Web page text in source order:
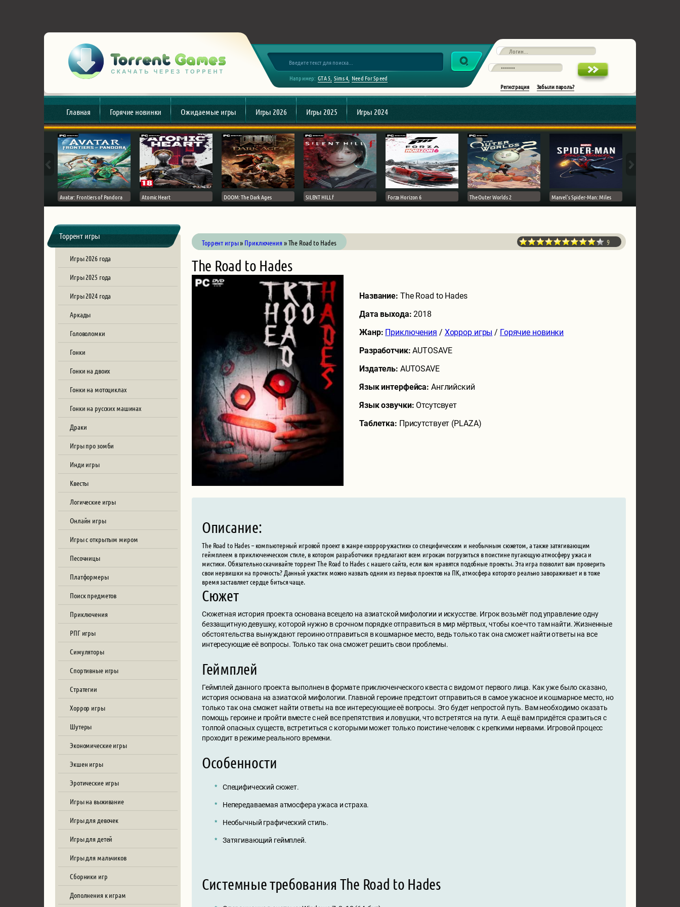
Например: GTA 5 Sims 4 Need For Speed
Регистрация
Забыли пароль?
Главная Горячие новинки Ожидаемые игры Игры 2026 Игры 2025 Игры 2024
Avatar: Frontiers of Pandora Atomic Heart DOOM: The Dark Ages SILENT HILL f Forza Horizon 6 The Outer Worlds 2 Marvel's Spider-Man: Miles
Торрент игры
Игры 2026 года
Игры 2025 года
Игры 2024 года
Аркады
Головоломки
Гонки
Гонки на двоих
Гонки на мотоциклах
Гонки на русских машинах
Драки
Игры про зомби
Инди игры
Квесты
Логические игры
Онлайн игры
Игры с открытым миром
Песочницы
Платформеры
Поиск предметов
Приключения
РПГ игры
Симуляторы
Спортивные игры
Стратегии
Хоррор игры
Шутеры
Экономические игры
Экшен игры
Эротические игры
Игры на выживание
Игры для девочек
Игры для детей
Игры для мальчиков
Сборники игр
Дополнения к играм
Торрент игры» Приключения » The Road to Hades 9
The Road to Hades
Название: The Road to Hades
Дата выхода:2018
Жанр: Приключения / Хоррор игры / Горячие новинки
Разработчик:AUTOSAVE
Издатель: AUTOSAVE
Язык интерфейса: Английский
Язык озвучки: Отсутсвует
Таблетка: Присутствует (PLAZA)
Описание:
The Road to Hades – компьютерный игровой проект в жанре «хоррор-ужастик» со специфическим и необычным сюжетом, а также затягивающим
геймплеем в приключенческом стиле, в котором разработчики предлагают всем игрокам погрузиться в поистине пугающую атмосферу ужаса и
мистики. Обязательно скачивайте торрент The Road to Hades с нашего сайта, если вам нравятся подобные проекты. Эта игра позволит вам проверить
свои нервишки на прочность? Данный ужастик можно назвать одним из первых проектов на ПК, атмосфера которого реально завораживает и в тоже
время заставляет сердце биться чаще.
Сюжет
Сюжетная история проекта основана всецело на азиатской мифологии и искусстве. Игрок возьмёт под управление одну
беззащитную девушку, которой нужно в срочном порядке отправиться в мир мёртвых, чтобы кое-что там найти. Жизненные
обстоятельства вынуждают героиню отправиться в кошмарное место, ведь только так она сможет найти ответы на все
интересующие её вопросы. Только так она сможет решить свои проблемы.
Геймплей
Геймплей данного проекта выполнен в формате приключенческого квеста с видом от первого лица. Как уже было сказано,
история основана на азиатской мифологии. Главной героине предстоит отправиться в самое ужасное и кошмарное место, но
только так она сможет найти ответы на все интересующие её вопросы. Это будет непростой путь. Вам необходимо оказать
помощь героине и пройти вместе с ней все препятствия и ловушки, что встретятся на пути. А ещё вам придётся сразиться с
толпой опасных существ, встретиться с которыми может только поистине человек с крепкими нервами. Игровой процесс
проходит в режиме реального времени.
Особенности
Специфический сюжет.
Непередаваемая атмосфера ужаса и страха.
Необычный графический стиль.
Затягивающий геймплей.
Системные требования The Road to Hades